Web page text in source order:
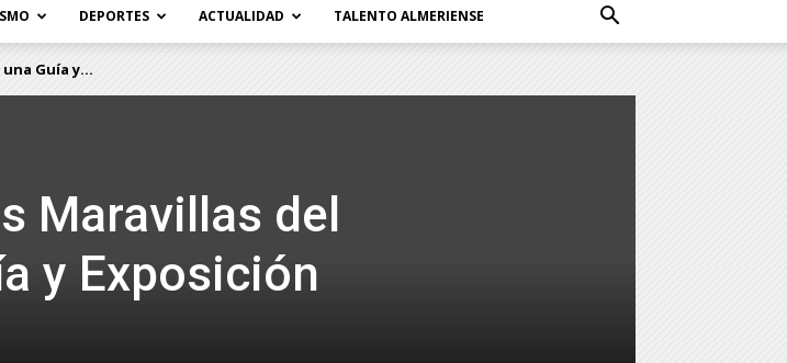
DEPORTES ACTUALIDAD TALENTO ALMERIENSE
Guía y...
Maravillas del
y Exposición